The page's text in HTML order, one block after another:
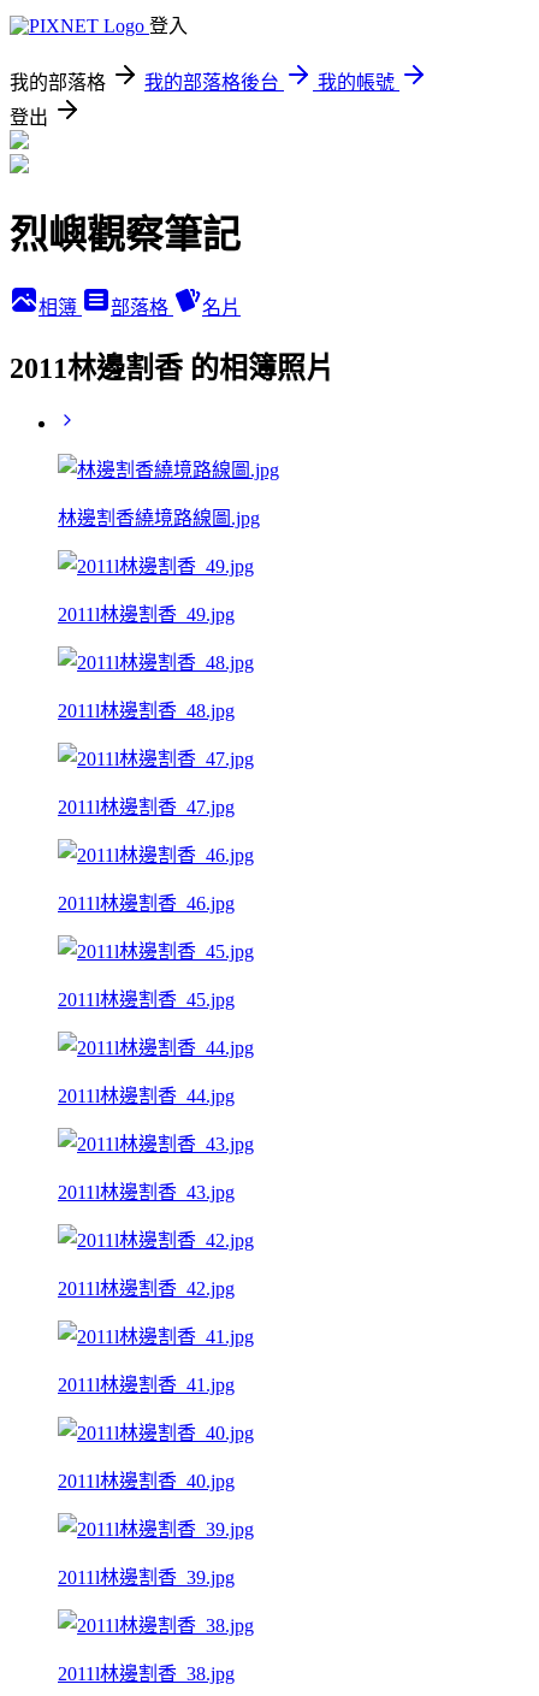
登入
我的部落格 我的部落格後台
我的帳號
登出
烈嶼觀察筆記
相簿 部落格 名片
2011林邊割香 的相簿照片
林邊割香繞境路線圖.jpg
2011l林邊割香_49.jpg
2011l林邊割香_48.jpg
2011l林邊割香_47.jpg
2011l林邊割香_46.jpg
2011l林邊割香_45.jpg
2011l林邊割香_44.jpg
2011l林邊割香_43.jpg
2011l林邊割香_42.jpg
2011l林邊割香_41.jpg
2011l林邊割香_40.jpg
2011l林邊割香_39.jpg
2011l林邊割香_38.jpg